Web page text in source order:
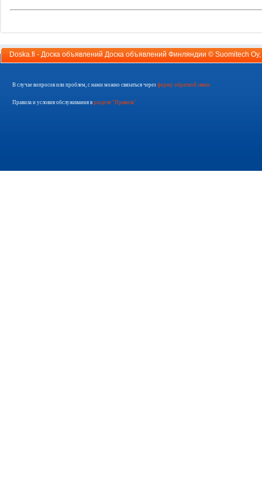
Doska.fi - Доска объявлений Доска объявлений Финляндии © Suomitech Oy
В случае вопросов или проблем, с нами можно связаться через форму обратной связи
Правила и условия обслуживания в разделе "Правила"